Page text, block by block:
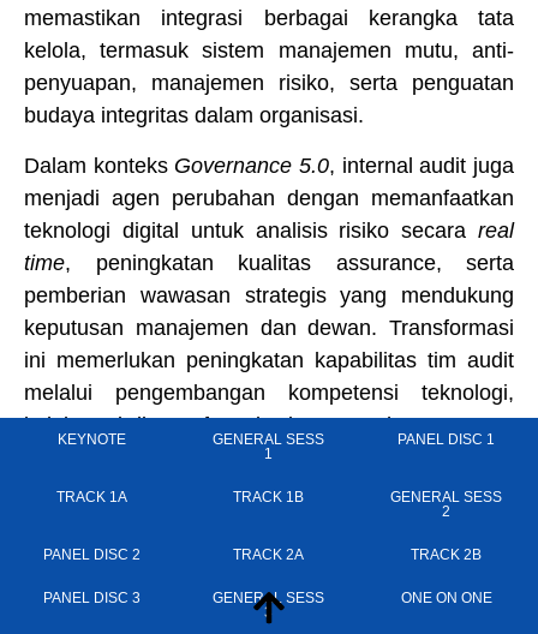
memastikan integrasi berbagai kerangka tata
kelola, termasuk sistem manajemen mutu, anti-
penyuapan, manajemen risiko, serta penguatan
budaya integritas dalam organisasi.
Dalam konteks Governance 5.0, internal audit juga
menjadi agen perubahan dengan memanfaatkan
teknologi digital untuk analisis risiko secara real
time, peningkatan kualitas assurance, serta
pemberian wawasan strategis yang mendukung
keputusan manajemen dan dewan. Transformasi
ini memerlukan peningkatan kapabilitas tim audit
melalui pengembangan kompetensi teknologi,
kolaborasi lintas fungsi, dan pemahaman yang
lebih dalam terhadap risiko strategis. Integrasi
dengan
enterprise risk managementdan
keterlibatan audit sejak tahap perencanaan inisiatif
strategis memungkinkan organisasi tidak hanya
mengelola risiko secara efektif, tetapi juga
mendorong penciptaan nilai jangka panjang yang
KEYNOTE
GENERAL SESS
1
PANEL DISC 1
TRACK 1A TRACK 1B
GENERAL SESS
2
PANEL DISC 2 TRACK 2A TRACK 2B
PANEL DISC 3
GENERAL SESS
3
ONE ON ONE